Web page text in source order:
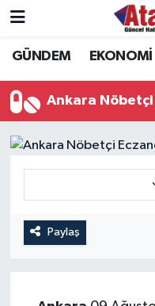
GÜNDEM EKONOMİ
Ankara
Paylaş
Hava Durumu
Trafik Durumu
Süper Lig Puan
Son Dakika